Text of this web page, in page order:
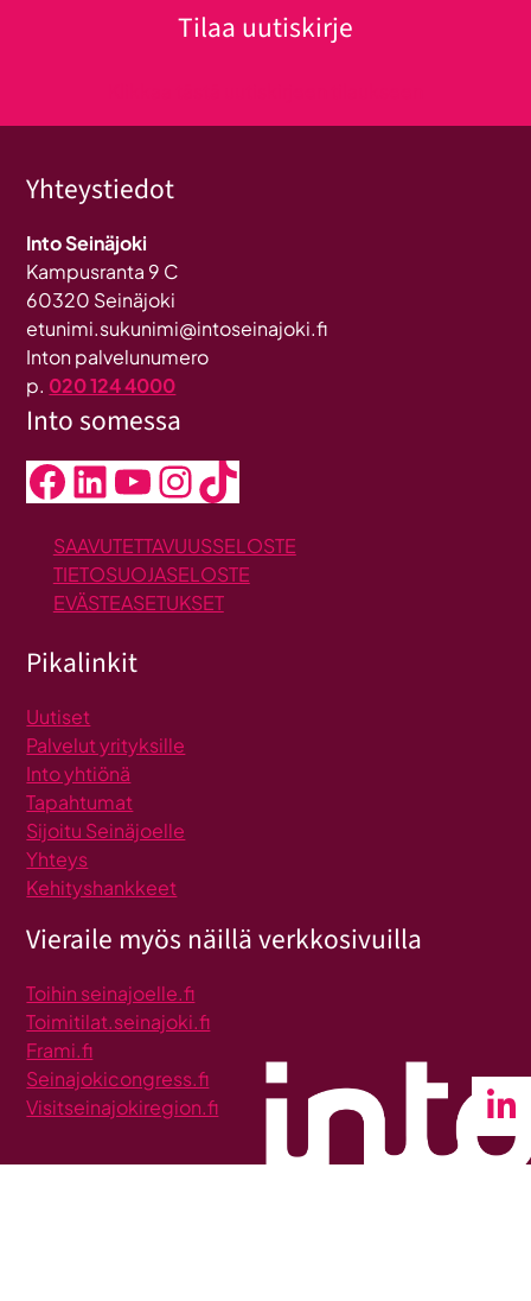
Tilaa uutiskirje
Yhteystiedot
Into Seinäjoki
Kampusranta 9 C
60320 Seinäjoki
etunimi.sukunimi@intoseinajoki.fi
Inton palvelunumero
p. 020 124 4000
Into somessa
Facebook LinkedIn YouTube InstagramTikTok
SAAVUTETTAVUUSSELOSTE
TIETOSUOJASELOSTE
EVÄSTEASETUKSET
Pikalinkit
Uutiset
Palvelut yrityksille
Into yhtiönä
Tapahtumat
Sijoitu Seinäjoelle
Yhteys
Kehityshankkeet
Vieraile myös näillä verkkosivuilla
Toihin seinajoelle.fi
Toimitilat.seinajoki.fi
Frami.fi
Seinajokicongress.fi
Visitseinajokiregion.fi